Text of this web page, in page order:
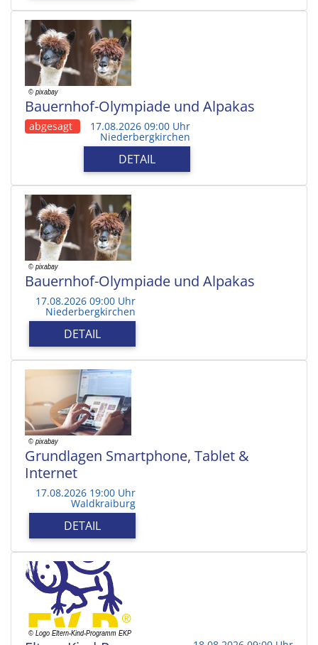
Bauernhof-Olympiade und Alpakas
abgesagt 17.08.2026 09:00 Uhr
Niederbergkirchen
DETAIL
Bauernhof-Olympiade und Alpakas
17.08.2026 09:00 Uhr
Niederbergkirchen
DETAIL
Grundlagen Smartphone, Tablet &
Internet
17.08.2026 19:00 Uhr
Waldkraiburg
DETAIL